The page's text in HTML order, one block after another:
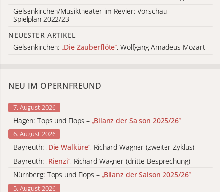
Gelsenkirchen/Musiktheater im Revier: Vorschau
Spielplan 2022/23
NEUESTER ARTIKEL
Gelsenkirchen: „Die Zauberflöte“, Wolfgang Amadeus Mozart
NEU IM OPERNFREUND
7. August 2026
Hagen: Tops und Flops – „Bilanz der Saison 2025/26“
6. August 2026
Bayreuth: „Die Walküre“, Richard Wagner (zweiter Zyklus)
Bayreuth: „Rienzi“, Richard Wagner (dritte Besprechung)
Nürnberg: Tops und Flops – „Bilanz der Saison 2025/26“
5. August 2026